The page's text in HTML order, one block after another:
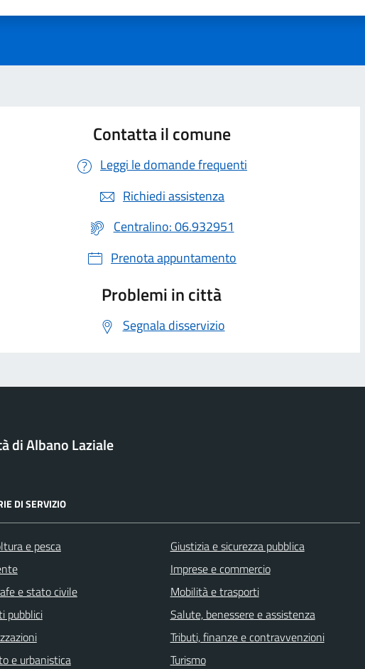
Contatta il comune
Leggi le domande frequenti
Richiedi assistenza
Centralino: 06.932951
Prenota appuntamento
Problemi in città
Segnala disservizio
di Albano Laziale
DI SERVIZIO
e pesca
e stato civile
pubblici
e urbanistica
Giustizia e sicurezza pubblica
Imprese e commercio
Mobilità e trasporti
Salute, benessere e assistenza
Tributi, finanze e contravvenzioni
Turismo